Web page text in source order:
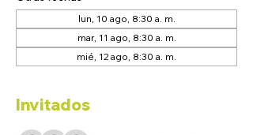
lun, 10 ago, 8:30 a. m.
mar, 11 ago, 8:30 a. m.
mié, 12 ago, 8:30 a. m.
Invitados